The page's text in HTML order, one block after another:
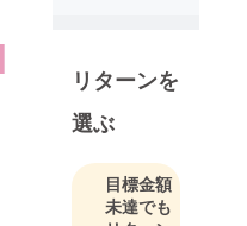
リターンを
選ぶ
目標金額
未達でも